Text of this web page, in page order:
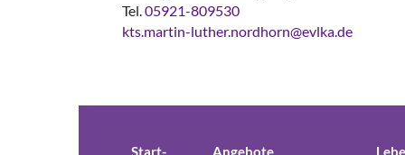
Tel. 05921-809530
kts.martin-luther.nordhorn@evlka.de
Start-
Angebote